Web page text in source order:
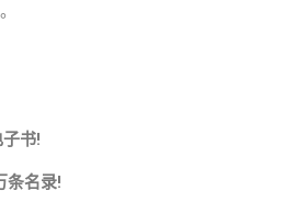
书!
条名录!